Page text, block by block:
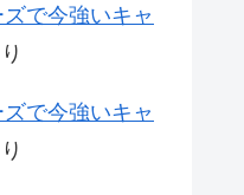
ズで今強いキャ
ズで今強いキャ